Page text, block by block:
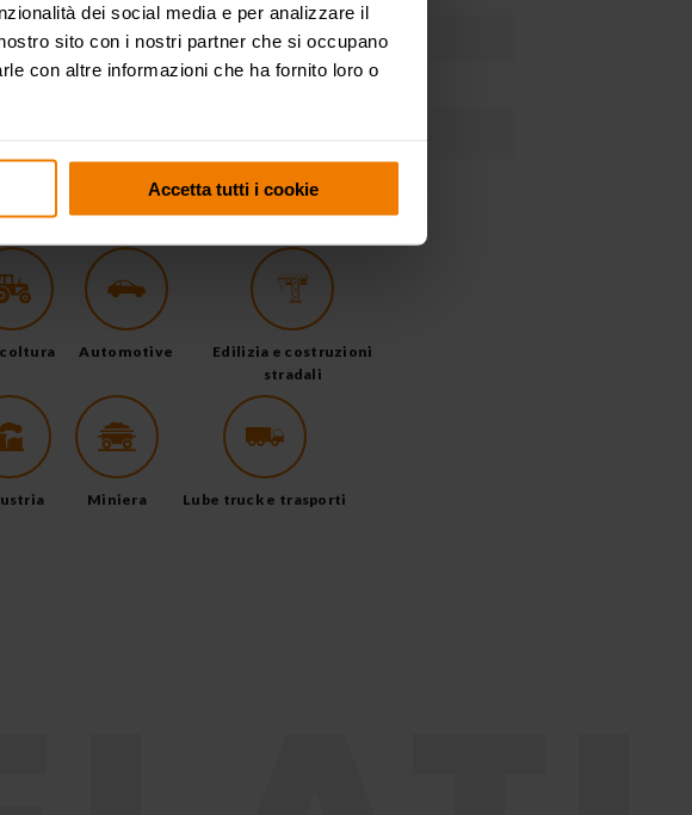
dei social media e per analizzare il
sito con i nostri partner che si occupano
con altre informazioni che ha fornito loro o
Accetta tutti i cookie
acciaio inox AISI 316
DI UTILIZZO
Automotive
Edilizia e costruzioni
stradali
Miniera Lube truck e trasporti